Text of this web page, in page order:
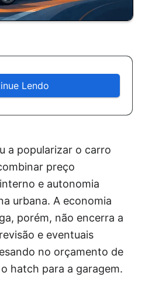
Lendo
a popularizar o carro
preço
e autonomia
urbana. A economia
porém, não encerra a
e eventuais
no orçamento de
hatch para a garagem.